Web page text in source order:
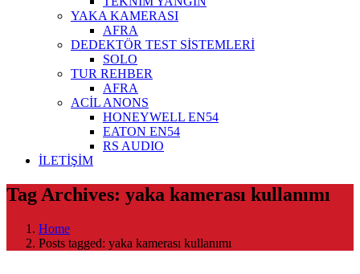
YAKA KAMERASI
AFRA
DEDEKTÖR TEST SİSTEMLERİ
SOLO
TUR REHBER
AFRA
ACİL ANONS
HONEYWELL EN54
EATON EN54
RS AUDIO
İLETİŞİM
Tag Archives: yaka kamerası kullanımı
Home
Posts tagged: yaka kamerası kullanımı